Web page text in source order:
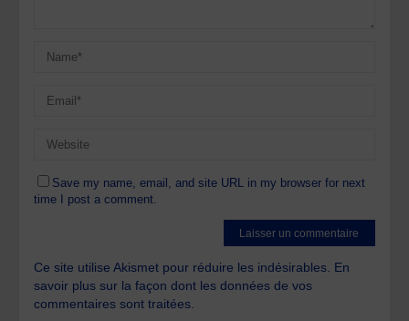
Save my name, email, and site URL in my browser for next
time I post a comment.
Ce site utilise Akismet pour réduire les indésirables. En
savoir plus sur la façon dont les données de vos
commentaires sont traitées.